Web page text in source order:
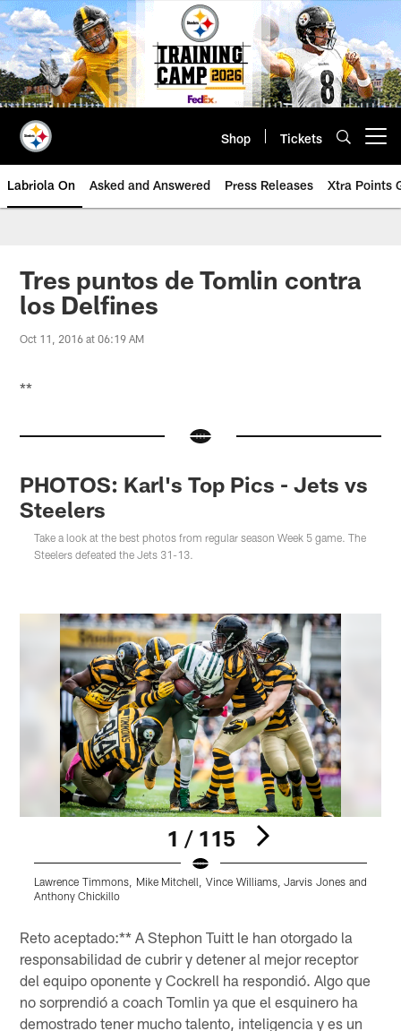
Skip
to
main
content
Shop Tickets
Labriola On Asked and Answered Press Releases Xtra Points
Tres puntos de Tomlin contra
los Delfines
Oct 11, 2016 at 06:19 AM
**
PHOTOS: Karl's Top Pics - Jets vs
Steelers
Take a look at the best photos from regular season Week 5 game. The
Steelers defeated the Jets 31-13.
1 / 115
Lawrence Timmons, Mike Mitchell, Vince Williams, Jarvis Jones and
Anthony Chickillo
Reto aceptado:** A Stephon Tuitt le han otorgado la
responsabilidad de cubrir y detener al mejor receptor
del equipo oponente y Cockrell ha respondió. Algo que
no sorprendió a coach Tomlin ya que el esquinero ha
demostrado tener mucho talento, inteligencia y es un